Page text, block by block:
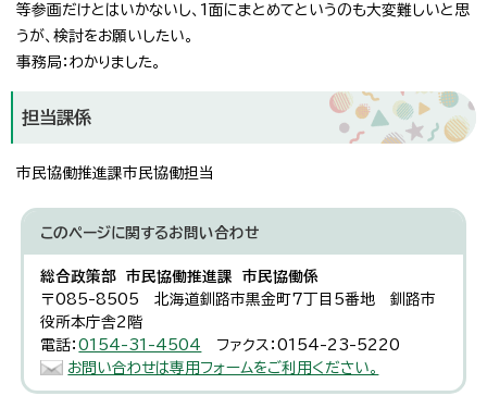
等参画だけとはいかないし、1面にまとめてというのも大変難しいと思
うが、検討をお願いしたい。
事務局：わかりました。
担当課係
市民協働推進課市民協働担当
このページに関するお問い合わせ
総合政策部 市民協働推進課 市民協働係
〒085-8505 北海道釧路市黒金町7丁目5番地 釧路市
役所本庁舎2階
電話：0154-31-4504
ファクス：0154-23-5220
お問い合わせは専用フォームをご利用ください。